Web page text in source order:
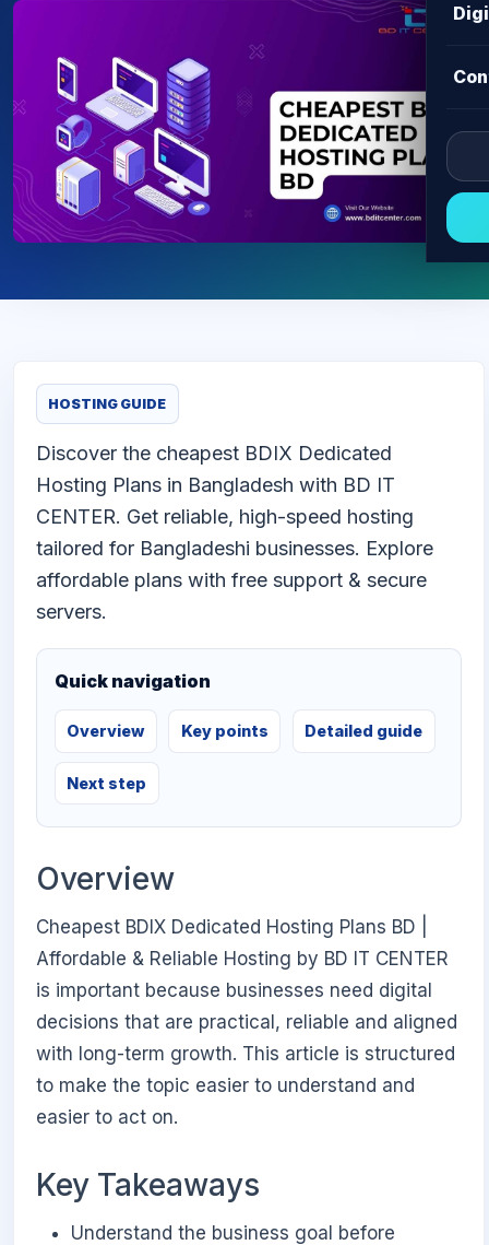
HOSTING GUIDE
Discover the cheapest BDIX Dedicated
Hosting Plans in Bangladesh with BD IT
CENTER. Get reliable, high-speed hosting
tailored for Bangladeshi businesses. Explore
affordable plans with free support & secure
servers.
Quick navigation
Overview Key points Detailed guide
Next step
Overview
Cheapest BDIX Dedicated Hosting Plans BD |
Affordable & Reliable Hosting by BD IT CENTER
is important because businesses need digital
decisions that are practical, reliable and aligned
with long-term growth. This article is structured
to make the topic easier to understand and
easier to act on.
Key Takeaways
Understand the business goal before